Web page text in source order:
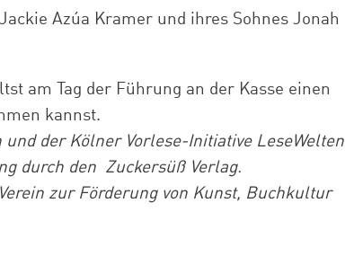
Azúa Kramer und ihres Sohnes Jonah
am Tag der Führung an der Kasse einen
kannst.
der Kölner Vorlese-Initiative LeseWelten
durch den Zuckersüß Verlag.
zur Förderung von Kunst, Buchkultur